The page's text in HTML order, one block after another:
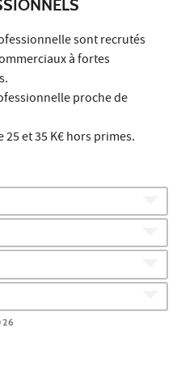
sont recrutés
à fortes
proche de
et 35 K€ hors primes.